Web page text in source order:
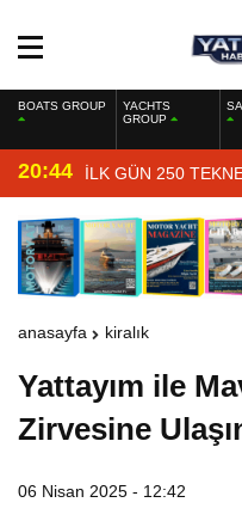
BOATS GROUP
YACHTS
GROUP
20:44 İLK GÜN 250
EDİYOR
anasayfa kiralık
Yattayım ile
Zirvesine
06 Nisan 2025 - 12:42